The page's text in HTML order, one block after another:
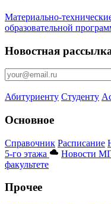
Материально-
образовательной
Новостная
Абитуриенту Студенту
Основное
Справочник Расписание
5-го этажа
Новости
факультете
Прочее